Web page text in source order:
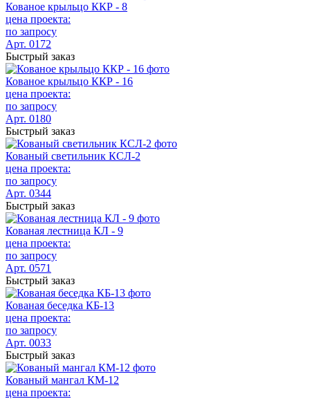
Кованое крыльцо ККР - 8
цена проекта:
по запросу
Арт. 0172
Быстрый заказ
Кованое крыльцо ККР - 16
цена проекта:
по запросу
Арт. 0180
Быстрый заказ
Кованый светильник КСЛ-2
цена проекта:
по запросу
Арт. 0344
Быстрый заказ
Кованая лестница КЛ - 9
цена проекта:
по запросу
Арт. 0571
Быстрый заказ
Кованая беседка КБ-13
цена проекта:
по запросу
Арт. 0033
Быстрый заказ
Кованый мангал КМ-12
цена проекта: